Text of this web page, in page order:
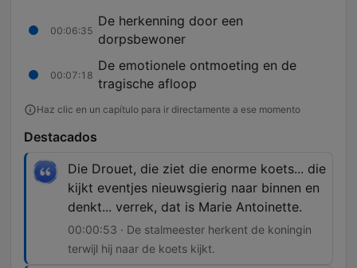
00:06:35
De herkenning door een
dorpsbewoner
00:07:18
De emotionele ontmoeting en de
tragische afloop
Haz clic en un capítulo para ir directamente a ese momento
Destacados
Die Drouet, die ziet die enorme koets... die
kijkt eventjes nieuwsgierig naar binnen en
denkt... verrek, dat is Marie Antoinette.
00:00:53 · De stalmeester herkent de koningin
terwijl hij naar de koets kijkt.